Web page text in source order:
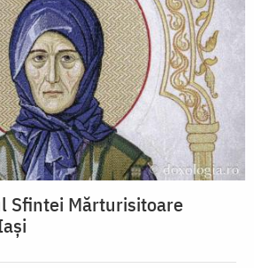
Sfintei Mărturisitoare